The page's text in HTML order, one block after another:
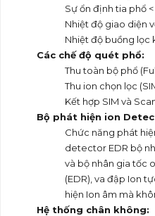
Sự ổn định tia phổ
Nhiệt độ giao diện
Nhiệt độ buồng lọc
Các chế độ quét phổ:
Thu toàn bộ phổ
Thu ion chọn lọc
Kết hợp SIM và
Bộ phát hiện ion
Chức năng phát
detector EDR bộ
và bộ nhân gia tốc
(EDR), va đập Ion
hiện Ion âm mà
Hệ thống chân không: